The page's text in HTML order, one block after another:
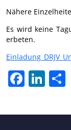
Nähere
Es wird keine
erbeten.
FacebookLinkedIn